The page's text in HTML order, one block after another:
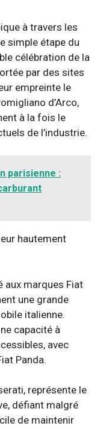
à travers les
simple étape du
célébration de la
par des sites
empreinte le
d’Arco,
à la fois le
de l’industrie.
parisienne :
hautement
aux marques Fiat
une grande
italienne.
capacité à
avec
Panda.
représente le
défiant malgré
de maintenir